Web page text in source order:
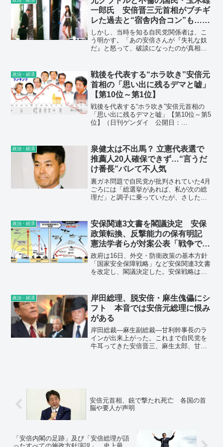
一郎氏 安倍晋三元首相がブチギ
レた過去と“宿舎内合コン”も…
「処分が必要」党内では針のむし
ろ
しかし、当時を知る自民党関係者は、こ
う明かす。「あの安倍さんが『失礼な奴
だ』と怒って、破談になったのが真相で
秀な自分は将来、党を担う人材だから』
と、差し替えて自分を出せと要求したか
らです。
政治・経済
戦後を代表する“ホラ吹き”安倍元
首相の「思い出に残るデマと嘘」
【第10位～第1位】
戦後を代表する“ホラ吹き”安倍元首相の
「思い出に残るデマと嘘」【第10位～第5
位】（日刊ゲンダイ 公開日：
嘘「私が嘘言うわけない」が嘘...
政治・経済
泉健太は不出馬？ 立憲代表選で
推薦人20人確保できず…“言うだ
け番長”バレて不人気
裏ガネ問題で自民党が批判されていた4月
ごろには「総選挙があれば、私が次の総
理だ」と調子に乗っていたが、さしたる
彦（67）らへの待望論が出てきて泉は焦
っている。
政治・経済
安保関連3文書を閣議決定 安保
政策転換、反撃能力の保有明記
憲法学者らが対案公表「戦争では
なく平和の準備を」
政府は16日、外交・防衛政策の基本方針
「国家安全保障戦略」など安保関連3文書
を改定し、閣議決定した。安保戦略は、
記した。相手国内を攻撃する能力を保有
してこなかった従来の安保政策を大きく
転換することになる。
政治・経済
岸田総理、脱安倍・麻生傀儡にシ
フト 本音では安倍元総理に恨み
がある
岸田総裁―麻生副総裁―甘利幹事長のラ
インが出来上がった。これまで自民党を
牛耳ってきた安倍晋三、麻生太郎、甘利
安倍元首相、銃で撃たれ死亡 各国の首
脳や要人が声明
「安倍内閣の足跡」及び「安倍総理が語